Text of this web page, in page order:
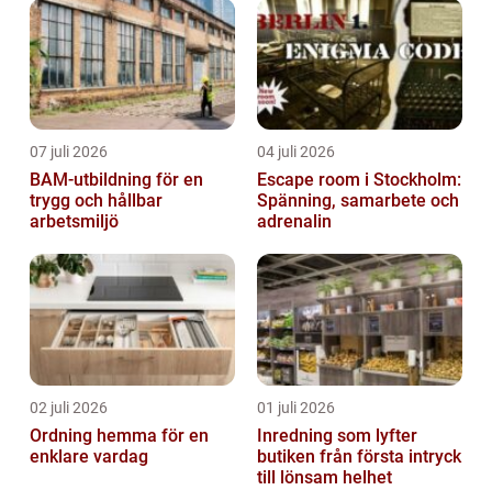
07 juli 2026
BAM-utbildning för en
trygg och hållbar
arbetsmiljö
04 juli 2026
Escape room i Stockholm:
Spänning, samarbete och
adrenalin
02 juli 2026
Ordning hemma för en
enklare vardag
01 juli 2026
Inredning som lyfter
butiken från första intryck
till lönsam helhet